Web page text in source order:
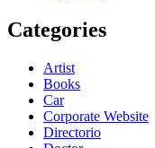
Categories
Artist
Books
Car
Corporate Website
Directorio